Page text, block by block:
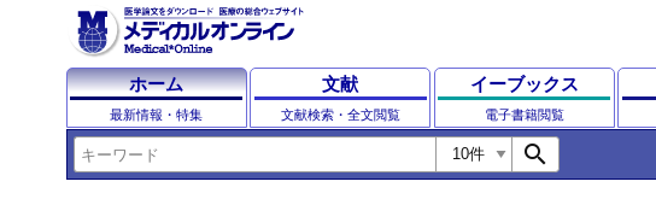
ホーム
最新情報・特集
文献
文献検索・全文閲覧
イーブックス
電子書籍閲覧
search